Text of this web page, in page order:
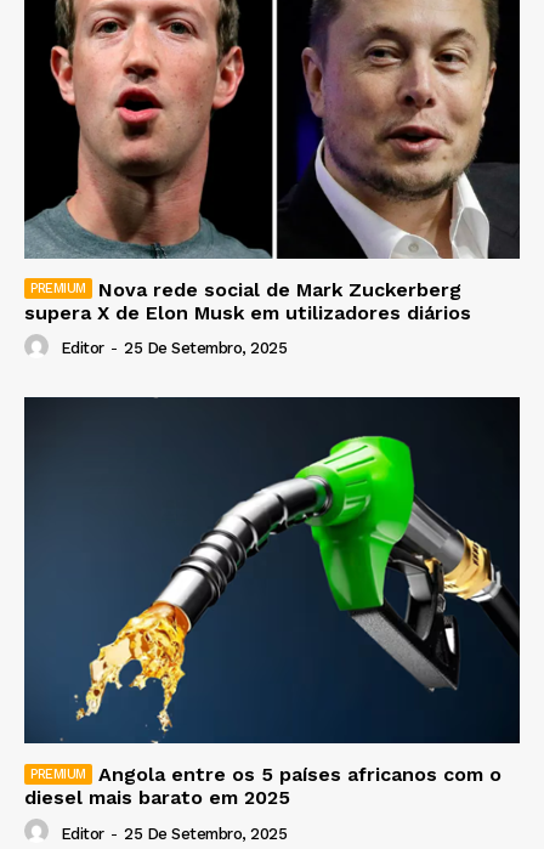
Nova rede social de Mark Zuckerberg
supera X de Elon Musk em utilizadores diários
Editor - 25 De Setembro, 2025
Angola entre os 5 países africanos com o
diesel mais barato em 2025
Editor - 25 De Setembro, 2025